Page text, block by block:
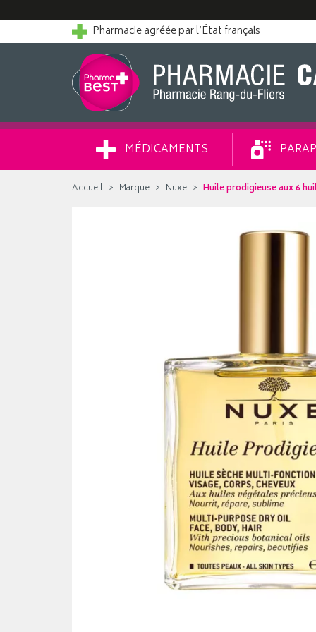
Pharmacie agréée par l’État français
MÉDICAMENTS
Accueil Marque Nuxe Huile prodigieuse aux 6